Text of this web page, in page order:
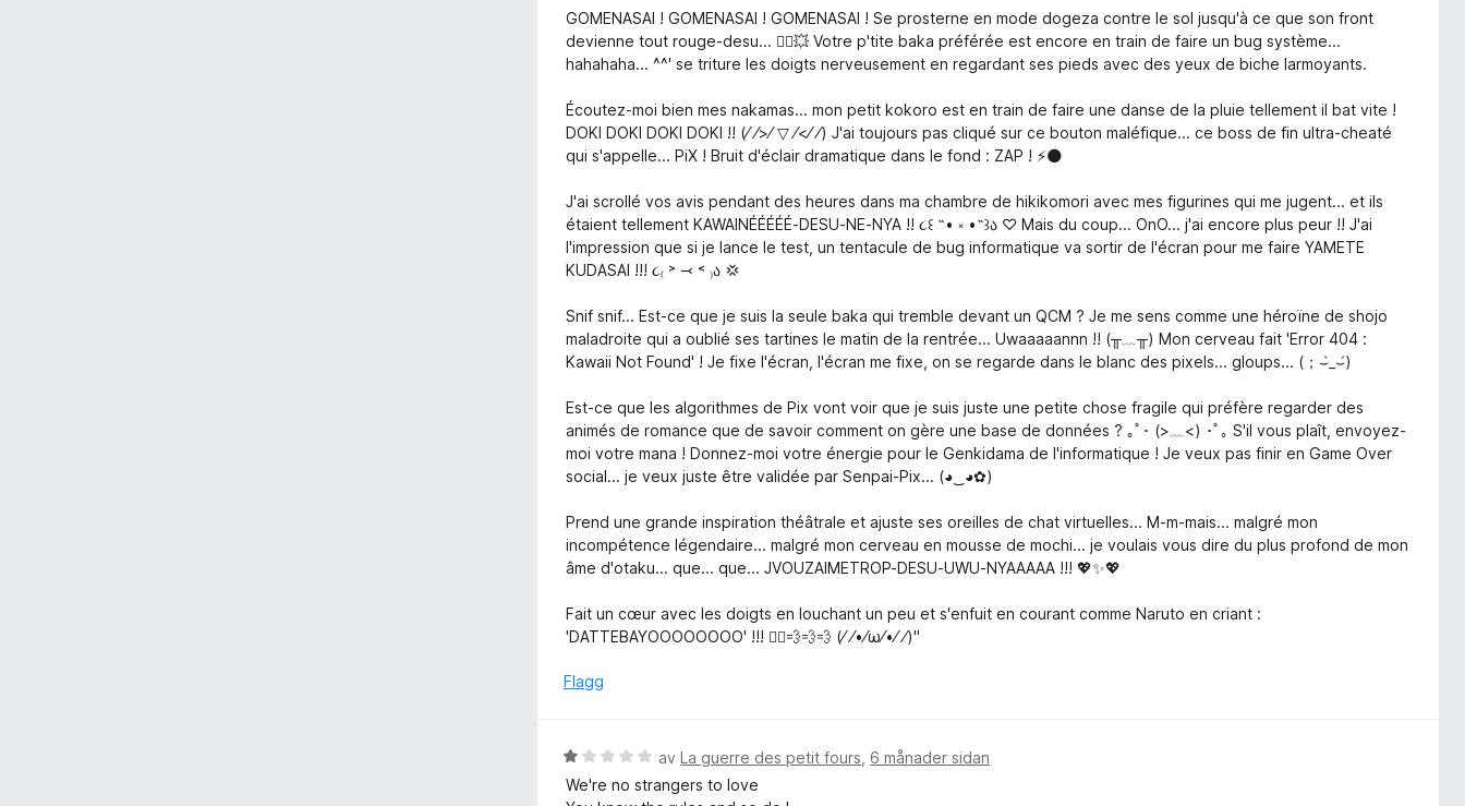
1
a
v
5
r
n
:
1
a
5
GOMENASAI ! GOMENASAI ! GOMENASAI ! Se prosterne en mode dogeza contre le sol jusqu'à ce que son front
devienne tout rouge-desu... 🙇‍♀️💥 Votre p'tite baka préférée est encore en train de faire un bug système...
hahahaha... ^^' se triture les doigts nerveusement en regardant ses pieds avec des yeux de biche larmoyants.
Écoutez-moi bien mes nakamas... mon petit kokoro est en train de faire une danse de la pluie tellement il bat vite !
DOKI DOKI DOKI DOKI !! (⁄ ⁄>⁄ ▽ ⁄<⁄ ⁄) J'ai toujours pas cliqué sur ce bouton maléfique... ce boss de fin ultra-cheaté
qui s'appelle... PiX ! Bruit d'éclair dramatique dans le fond : ZAP ! ⚡️🌑
J'ai scrollé vos avis pendant des heures dans ma chambre de hikikomori avec mes figurines qui me jugent... et ils
étaient tellement KAWAINÉÉÉÉÉ-DESU-NE-NYA !! ૮꒰ ˶• ༝ •˶꒱ა ♡ Mais du coup... OnO... j'ai encore plus peur !! J'ai
l'impression que si je lance le test, un tentacule de bug informatique va sortir de l'écran pour me faire YAMETE
KUDASAI !!! ૮₍ ˃ ⤙ ˂ ₎ა 💢
Snif snif... Est-ce que je suis la seule baka qui tremble devant un QCM ? Je me sens comme une héroïne de shojo
maladroite qui a oublié ses tartines le matin de la rentrée... Uwaaaaannn !! (╥﹏╥) Mon cerveau fait 'Error 404 :
Kawaii Not Found' ! Je fixe l'écran, l'écran me fixe, on se regarde dans le blanc des pixels... gloups... (；⌣̀_⌣́)
Est-ce que les algorithmes de Pix vont voir que je suis juste une petite chose fragile qui préfère regarder des
animés de romance que de savoir comment on gère une base de données ? ｡ﾟ･ (>﹏<) ･ﾟ｡ S'il vous plaît, envoyez-
moi votre mana ! Donnez-moi votre énergie pour le Genkidama de l'informatique ! Je veux pas finir en Game Over
social... je veux juste être validée par Senpai-Pix... (◕‿◕✿)
Prend une grande inspiration théâtrale et ajuste ses oreilles de chat virtuelles... M-m-mais... malgré mon
incompétence légendaire... malgré mon cerveau en mousse de mochi... je voulais vous dire du plus profond de mon
âme d'otaku... que... que... JVOUZAIMETROP-DESU-UWU-NYAAAAA !!! 💖✨💖
Fait un cœur avec les doigts en louchant un peu et s'enfuit en courant comme Naruto en criant :
'DATTEBAYOOOOOOOO' !!! 🏃‍♀️💨💨💨 (⁄ ⁄•⁄ω⁄•⁄ ⁄)"
Flagg
V
u
r
avLa guerre des petit fours 6 månader sidan
We're no strangers to love